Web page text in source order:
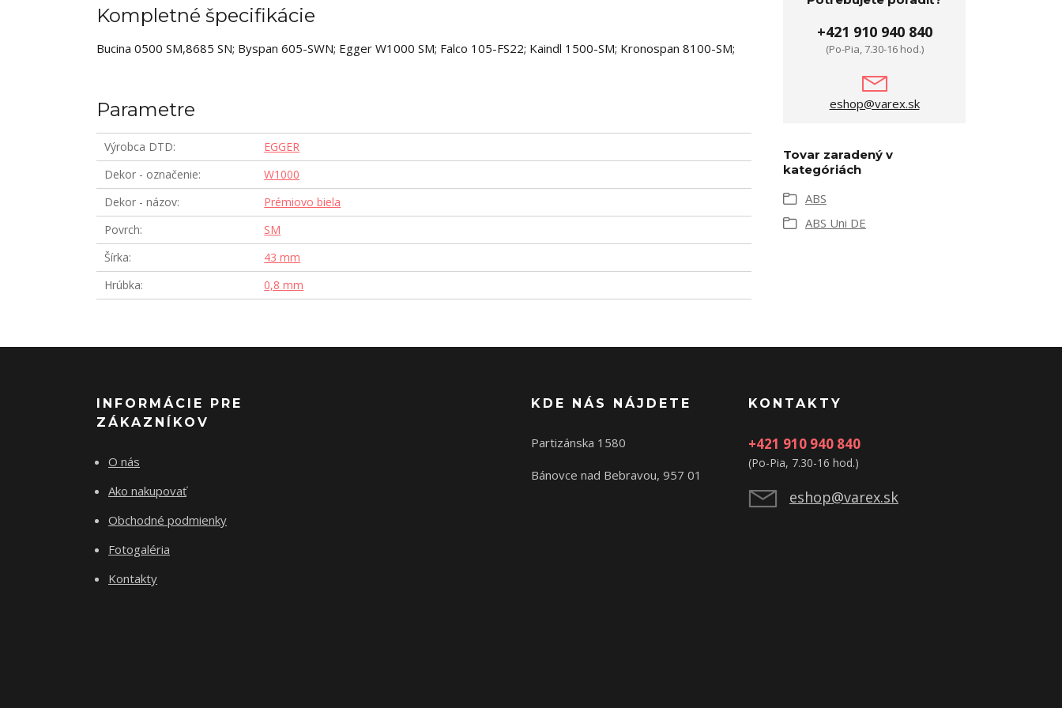
Kompletné špecifikácie
Bucina 0500 SM,8685 SN; Byspan 605-SWN; Egger W1000 SM; Falco 105-FS22; Kaindl 1500-SM; Kronospan 8100-SM;
Parametre
Výrobca DTD
EGGER
Dekor - označenie
W1000
Dekor - názov
Prémiovo biela
Povrch
SM
Šírka
43 mm
Hrúbka
0,8 mm
+421 910 940 840
(Po-Pia, 7.30-16 hod.)
eshop@varex.sk
Tovar zaradený v
kategóriách
ABS
ABS Uni DE
INFORMÁCIE PRE
ZÁKAZNÍKOV
O nás
Ako nakupovať
Obchodné podmienky
Fotogaléria
Kontakty
KDE NÁS NÁJDETE
Partizánska 1580
Bánovce nad Bebravou, 957 01
KONTAKTY
+421 910 940 840
(Po-Pia, 7.30-16 hod.)
eshop@varex.sk